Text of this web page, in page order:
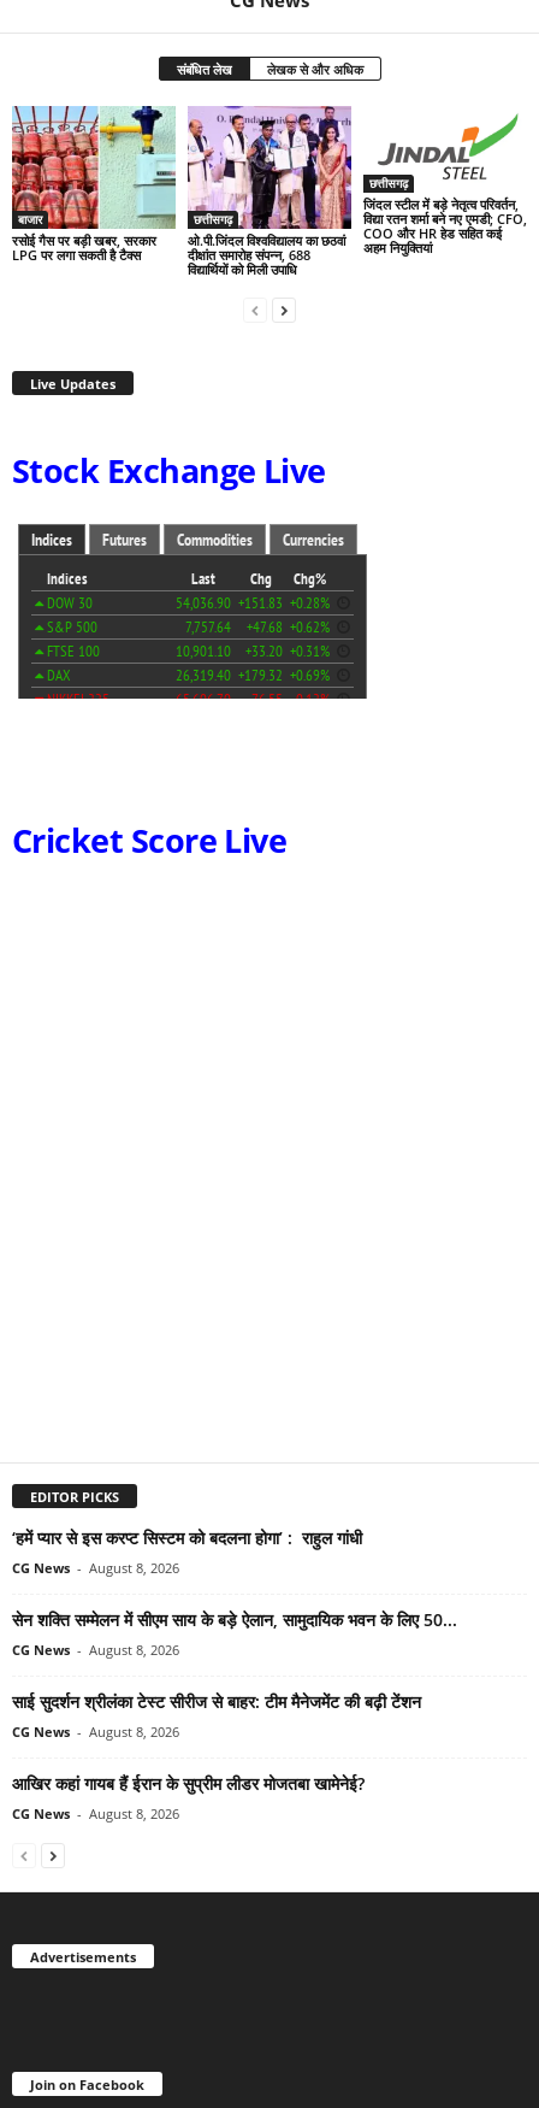
संबंधित लेख लेखक से और अधिक
बाजार
रसोई गैस पर बड़ी खबर, सरकार
LPG पर लगा सकती है टैक्स
छत्तीसगढ़
ओ.पी.जिंदल विश्वविद्यालय का छठवां
दीक्षांत समारोह संपन्न, 688
विद्यार्थियों को मिली उपाधि
छत्तीसगढ़
जिंदल स्टील में बड़े नेतृत्व परिवर्तन,
विद्या रतन शर्मा बने नए एमडी; CFO,
COO और HR हेड सहित कई
अहम नियुक्तियां
Live Updates
Stock Exchange Live
Cricket Score Live
EDITOR PICKS
‘हमें प्यार से इस करप्ट सिस्टम को बदलना होगा’ : राहुल गांधी
CG News - August 8, 2026
सेन शक्ति सम्मेलन में सीएम साय के बड़े ऐलान, सामुदायिक भवन के लिए 50...
CG News - August 8, 2026
साई सुदर्शन श्रीलंका टेस्ट सीरीज से बाहर: टीम मैनेजमेंट की बढ़ी टेंशन
CG News - August 8, 2026
आखिर कहां गायब हैं ईरान के सुप्रीम लीडर मोजतबा खामेनेई?
CG News - August 8, 2026
Advertisements
Join on Facebook